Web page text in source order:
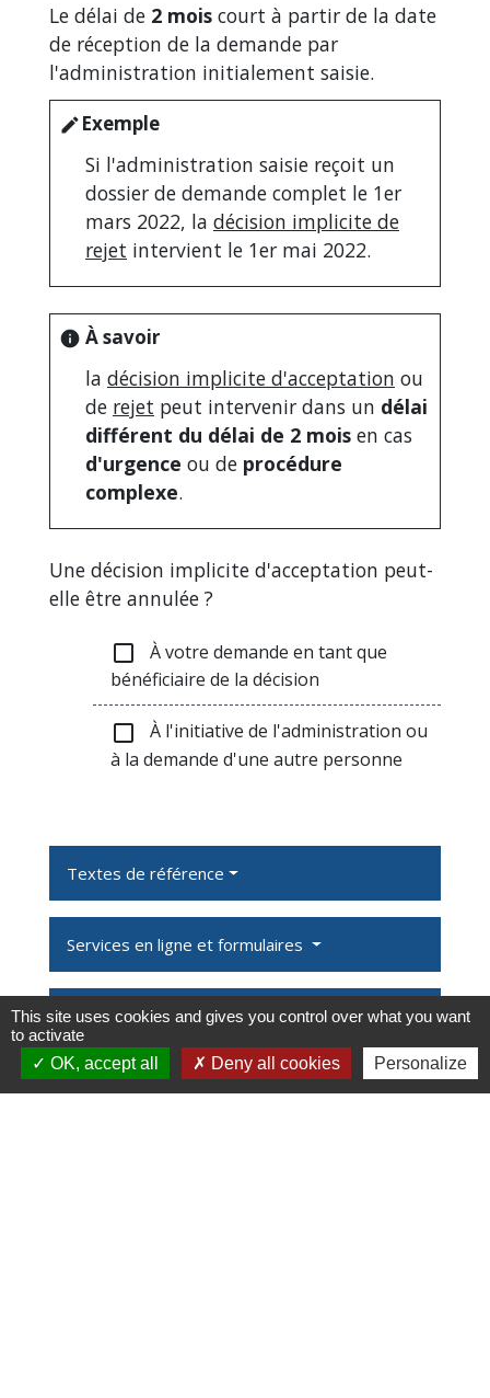
Le délai de 2 mois court à partir de la date
de réception de la demande par
l'administration initialement saisie.
edit Exemple
Si l'administration saisie reçoit un
dossier de demande complet le 1er
mars 2022, la décision implicite de
rejet intervient le 1er mai 2022.
info À savoir
la décision implicite d'acceptation ou
de rejet peut intervenir dans un délai
différent du délai de 2 mois en cas
d'urgence ou de procédure
complexe.
Une décision implicite d'acceptation peut-
elle être annulée ?
check_box_outline_blank
À votre demande en tant que
bénéficiaire de la décision
check_box_outline_blank
À l'initiative de l'administration ou
à la demande d'une autre personne
Textes de référence
Services en ligne et formulaires
Et aussi
Recours administratif
Papiers - Citoyenneté - Élections
This site uses cookies and gives you control over what you want
to activate
OK, accept all
Deny all cookies Personalize